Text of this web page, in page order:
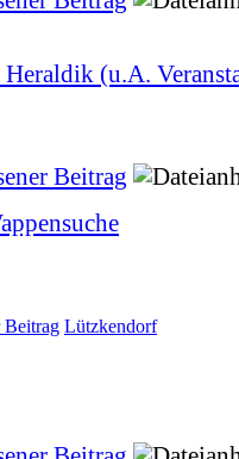
(u.A.
Lützkendorf